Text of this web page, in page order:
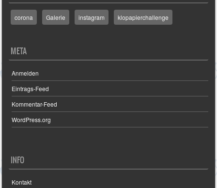
corona Galerie instagram klopapierchallenge
META
Anmelden
Eintrags-Feed
Kommentar-Feed
WordPress.org
INFO
Kontakt